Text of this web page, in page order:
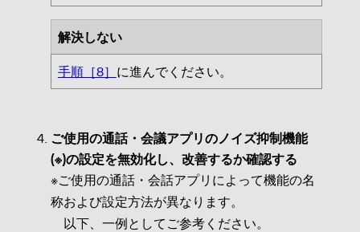
解決しない
手順［8］ に進んでください。
ご使用の通話・会議アプリのノイズ抑制機能
(※)の設定を無効化し、改善するか確認する
※ご使用の通話・会話アプリによって機能の名
称および設定方法が異なります。
以下、一例としてご参考ください。